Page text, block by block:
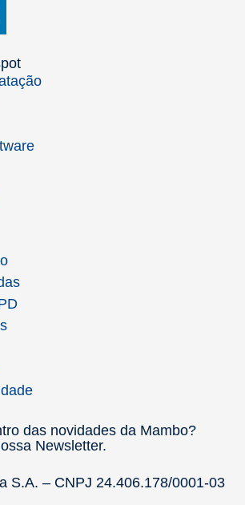
das novidades da Mambo?
Newsletter.
S.A. – CNPJ 24.406.178/0001-03